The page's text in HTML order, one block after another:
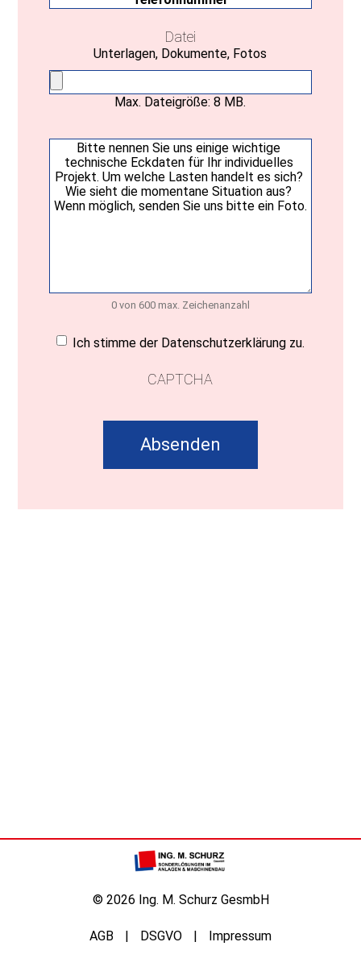
Datei
Unterlagen, Dokumente, Fotos
Max. Dateigröße: 8 MB.
Ihre
Nachricht(erforderlich)
0 von 600 max. Zeichenanzahl
Einwilligung(erforderlich)
Ich stimme der Datenschutzerklärung zu.
CAPTCHA
© 2026 Ing. M. Schurz GesmbH
AGB DSGVO Impressum